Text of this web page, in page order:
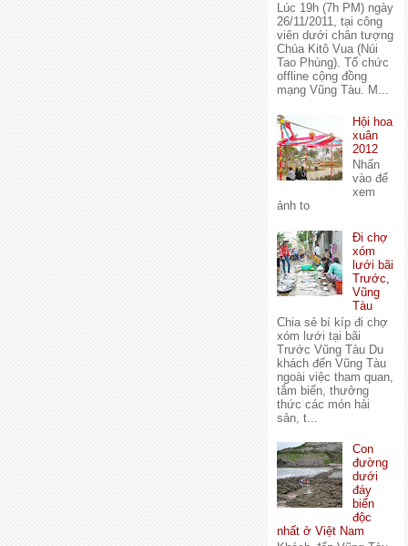
Lúc 19h (7h PM) ngày
26/11/2011, tại công
viên dưới chân tượng
Chúa Kitô Vua (Núi
Tao Phùng). Tổ chức
offline cộng đồng
mạng Vũng Tàu. M...
Hội hoa
xuân
2012
Nhấn
vào để
xem
ảnh to
Đi chợ
xóm
lưới bãi
Trước,
Vũng
Tàu
Chia sẻ bí kíp đi chợ
xóm lưới tại bãi
Trước Vũng Tàu Du
khách đến Vũng Tàu
ngoài việc tham quan,
tắm biển, thưởng
thức các món hải
sản, t...
Con
đường
dưới
đáy
biển
độc
nhất ở Việt Nam